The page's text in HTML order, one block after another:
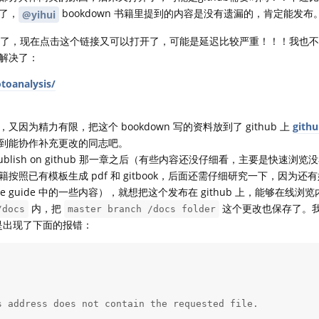
， @yihui bookdown 书籍里提到的内容是没有遗漏的，肯定能发布
，现在点击这个链接又可以打开了，可能是延迟比较严重！！！我也
决了：
又因为精力有限，把这个 bookdown 写的资料放到了 github 上
协作补充更改的同志吧。
on github 那一章之后（有些内容还没仔细看，主要是快速浏览
按照已有模板生成 pdf 和 gitbook，后面还需仔细研究一下，因为还
中的一些内容），就想把这个发布在 github 上，能够在线浏览
内，把 master branch /docs folder 这个更改也保存了。
现了下面的报错：
does not contain the requested file.